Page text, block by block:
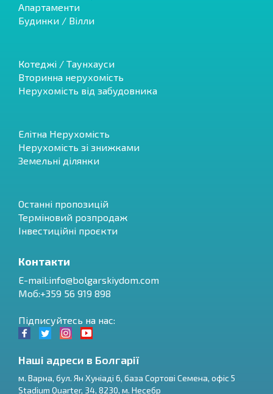
Апартаменти
Будинки / Вілли
Котеджі / Таунхауси
Вторинна нерухомість
Нерухомість від забудовника
Елітна Нерухомість
Нерухомість зі знижками
Земельні ділянки
Останні пропозицій
Терміновий розпродаж
Інвестиційні проєкти
Контакти
E-mail:info@bolgarskiydom.com
Моб:+359 56 919 898
Підписуйтесь на нас:
Наші адреси в Болгарії
м. Варна, бул. Ян Хуніаді 6, база Сортові Семена, офіс 5
Stadium Quarter, 34, 8230, м. Несебр